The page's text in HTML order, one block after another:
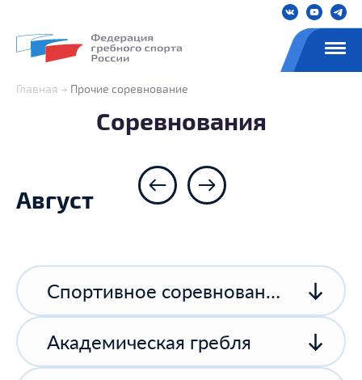
Главная Прочие соревнование
Соревнования
Август
Спортивное соревнование спортивной организации
Академическая гребля